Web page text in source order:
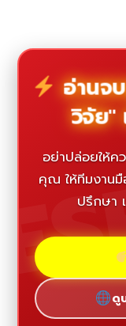
อ่านจ
วิจัย"
อย่าปล่อยให้ค
คุณ ให้ทีมงานมื
ปรึกษา
ดู